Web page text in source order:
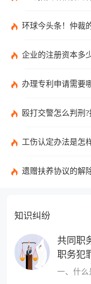
环球今头条！仲裁的执行期限是多久
企业的注册资本多少说明什么？中华
办理专利申请需要哪些费用？中华人民共和国
殴打交警怎么判刑?打交
工伤认定办法是怎样的？工
遗赠扶养协议的解除需要什么条件？
知识纠纷
共同职
职务犯